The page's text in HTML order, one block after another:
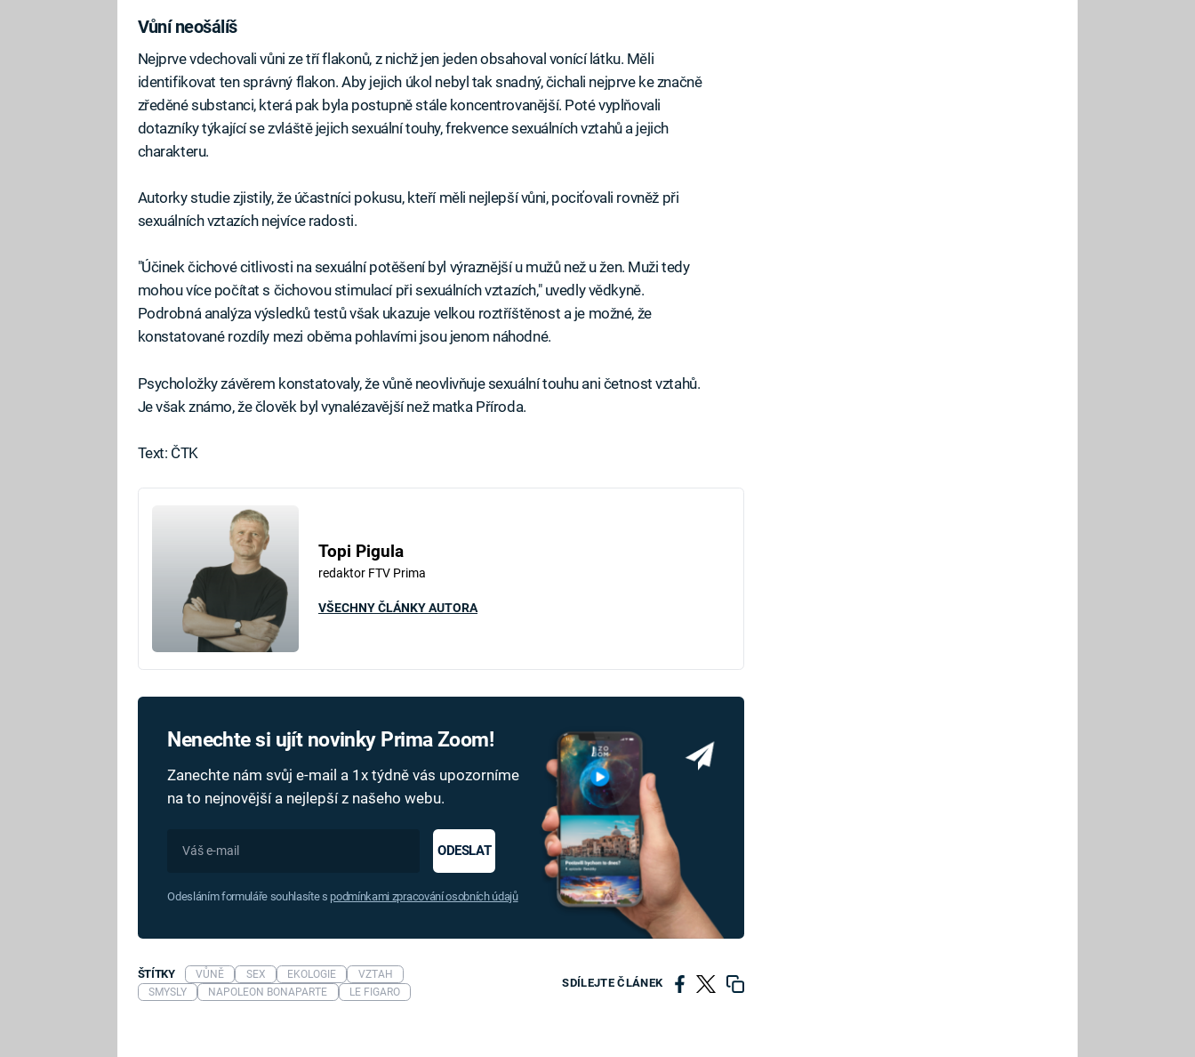
Vůní neošálíš
Nejprve vdechovali vůni ze tří flakonů, z nichž jen jeden obsahoval vonící látku. Měli
identifikovat ten správný flakon. Aby jejich úkol nebyl tak snadný, čichali nejprve ke značně
zředěné substanci, která pak byla postupně stále koncentrovanější. Poté vyplňovali
dotazníky týkající se zvláště jejich sexuální touhy, frekvence sexuálních vztahů a jejich
charakteru.
Autorky studie zjistily, že účastníci pokusu, kteří měli nejlepší vůni, pociťovali rovněž při
sexuálních vztazích nejvíce radosti.
"Účinek čichové citlivosti na sexuální potěšení byl výraznější u mužů než u žen. Muži tedy
mohou více počítat s čichovou stimulací při sexuálních vztazích," uvedly vědkyně.
Podrobná analýza výsledků testů však ukazuje velkou roztříštěnost a je možné, že
konstatované rozdíly mezi oběma pohlavími jsou jenom náhodné.
Psycholožky závěrem konstatovaly, že vůně neovlivňuje sexuální touhu ani četnost vztahů.
Je však známo, že člověk byl vynalézavější než matka Příroda.
Text: ČTK
Topi Pigula
redaktor FTV Prima
VŠECHNY ČLÁNKY AUTORA
Nenechte si ujít novinky Prima Zoom!
Zanechte nám svůj e-mail a 1x týdně vás upozorníme
na to nejnovější a nejlepší z našeho webu.
ODESLAT
Odesláním formuláře souhlasíte s podmínkami zpracování osobních údajů
SDÍLEJTE ČLÁNEK
ŠTÍTKY VŮNĚ SEX EKOLOGIE
VZTAH
SMYSLY
NAPOLEON BONAPARTE LE FIGARO